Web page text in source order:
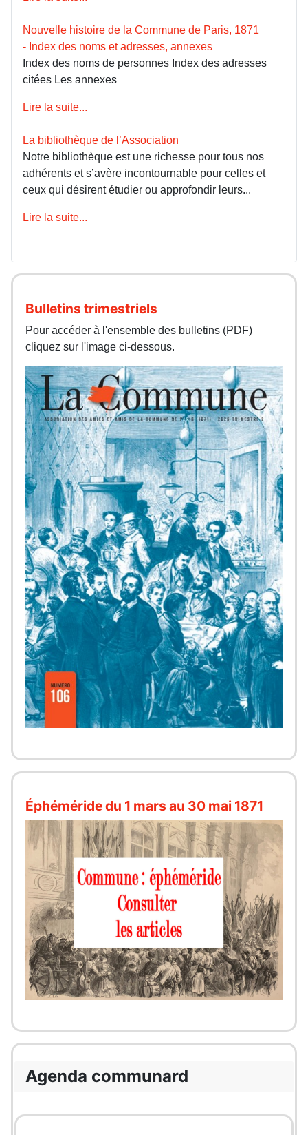
Nouvelle histoire de la Commune de Paris, 1871
- Index des noms et adresses, annexes
Index des noms de personnes Index des adresses
citées Les annexes
Lire la suite...
La bibliothèque de l’Association
Notre bibliothèque est une richesse pour tous nos
adhérents et s’avère incontournable pour celles et
ceux qui désirent étudier ou approfondir leurs...
Lire la suite...
Bulletins trimestriels
Pour accéder à l'ensemble des bulletins (PDF)
cliquez sur l'image ci-dessous.
Éphéméride du 1 mars au 30 mai 1871
Agenda communard